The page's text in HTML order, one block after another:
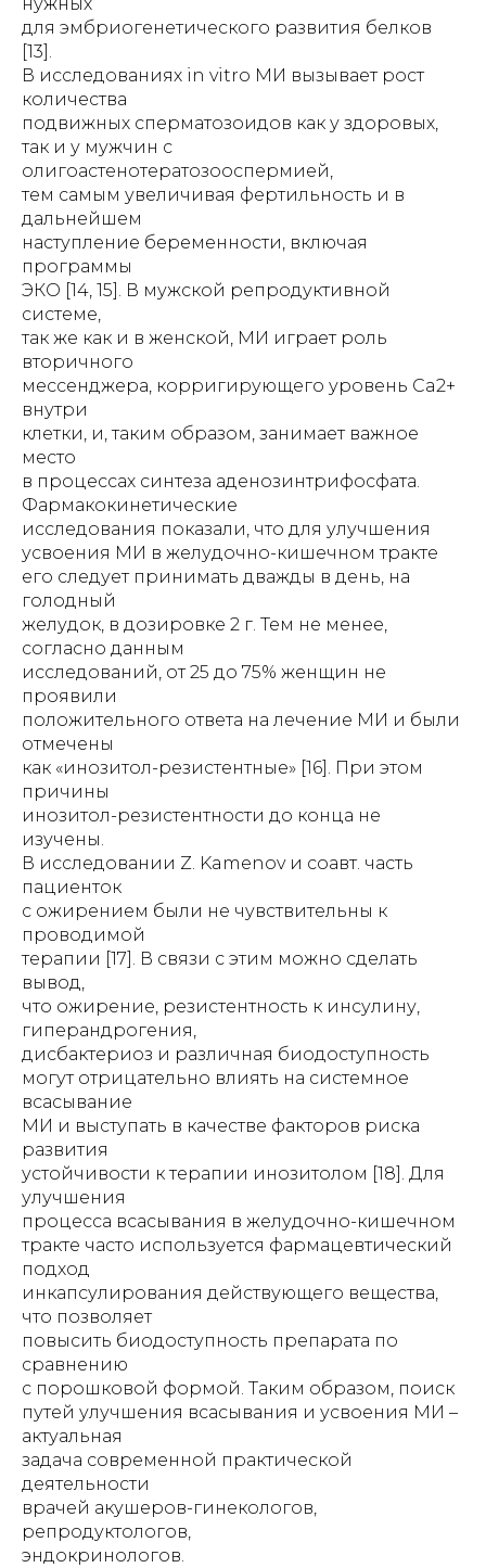
для эмбриогенетического развития белков
[13].
В исследованиях in vitro МИ вызывает рост
количества
подвижных сперматозоидов как у здоровых,
так и у мужчин с
олигоастенотератозооспермией,
тем самым увеличивая фертильность и в
дальнейшем
наступление беременности, включая
программы
ЭКО [14, 15]. В мужской репродуктивной
системе,
так же как и в женской, МИ играет роль
вторичного
мессенджера, корригирующего уровень Ca2+
внутри
клетки, и, таким образом, занимает важное
место
в процессах синтеза аденозинтрифосфата.
Фармакокинетические
исследования показали, что для улучшения
усвоения МИ в желудочно-кишечном тракте
его следует принимать дважды в день, на
голодный
желудок, в дозировке 2 г. Тем не менее,
согласно данным
исследований, от 25 до 75% женщин не
проявили
положительного ответа на лечение МИ и были
отмечены
как «инозитол-резистентные» [16]. При этом
причины
инозитол-резистентности до конца не
изучены.
В исследовании Z. Kamenov и соавт. часть
пациенток
с ожирением были не чувствительны к
проводимой
терапии [17]. В связи с этим можно сделать
вывод,
что ожирение, резистентность к инсулину,
гиперандрогения,
дисбактериоз и различная биодоступность
могут отрицательно влиять на системное
всасывание
МИ и выступать в качестве факторов риска
развития
устойчивости к терапии инозитолом [18]. Для
улучшения
процесса всасывания в желудочно-кишечном
тракте часто используется фармацевтический
подход
инкапсулирования действующего вещества,
что позволяет
повысить биодоступность препарата по
сравнению
с порошковой формой. Таким образом, поиск
путей улучшения всасывания и усвоения МИ –
актуальная
задача современной практической
деятельности
врачей акушеров-гинекологов,
репродуктологов,
эндокринологов.